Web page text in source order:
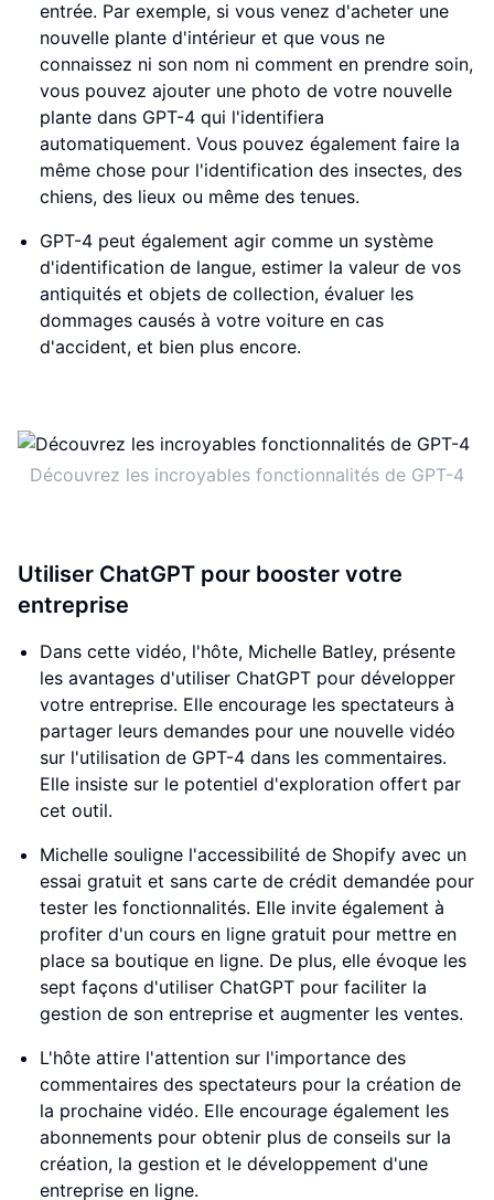
entrée. Par exemple, si vous venez d'acheter une
nouvelle plante d'intérieur et que vous ne
connaissez ni son nom ni comment en prendre soin,
vous pouvez ajouter une photo de votre nouvelle
plante dans GPT-4 qui l'identifiera
automatiquement. Vous pouvez également faire la
même chose pour l'identification des insectes, des
chiens, des lieux ou même des tenues.
GPT-4 peut également agir comme un système
d'identification de langue, estimer la valeur de vos
antiquités et objets de collection, évaluer les
dommages causés à votre voiture en cas
d'accident, et bien plus encore.
Découvrez les incroyables fonctionnalités de GPT-4
Utiliser ChatGPT pour booster votre
entreprise
Dans cette vidéo, l'hôte, Michelle Batley, présente
les avantages d'utiliser ChatGPT pour développer
votre entreprise. Elle encourage les spectateurs à
partager leurs demandes pour une nouvelle vidéo
sur l'utilisation de GPT-4 dans les commentaires.
Elle insiste sur le potentiel d'exploration offert par
cet outil.
Michelle souligne l'accessibilité de Shopify avec un
essai gratuit et sans carte de crédit demandée pour
tester les fonctionnalités. Elle invite également à
profiter d'un cours en ligne gratuit pour mettre en
place sa boutique en ligne. De plus, elle évoque les
sept façons d'utiliser ChatGPT pour faciliter la
gestion de son entreprise et augmenter les ventes.
L'hôte attire l'attention sur l'importance des
commentaires des spectateurs pour la création de
la prochaine vidéo. Elle encourage également les
abonnements pour obtenir plus de conseils sur la
création, la gestion et le développement d'une
entreprise en ligne.